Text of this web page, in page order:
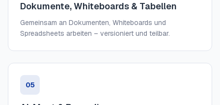
Dokumente, Whiteboards & Tabellen
Gemeinsam an Dokumenten, Whiteboards und
Spreadsheets arbeiten – versioniert und teilbar.
05